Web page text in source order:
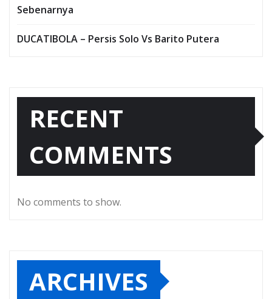
Sebenarnya
DUCATIBOLA – Persis Solo Vs Barito Putera
RECENT
COMMENTS
No comments to show.
ARCHIVES